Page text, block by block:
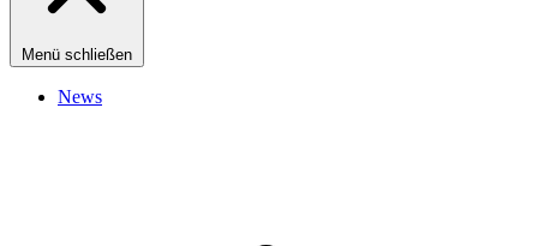
Menü schließen
News